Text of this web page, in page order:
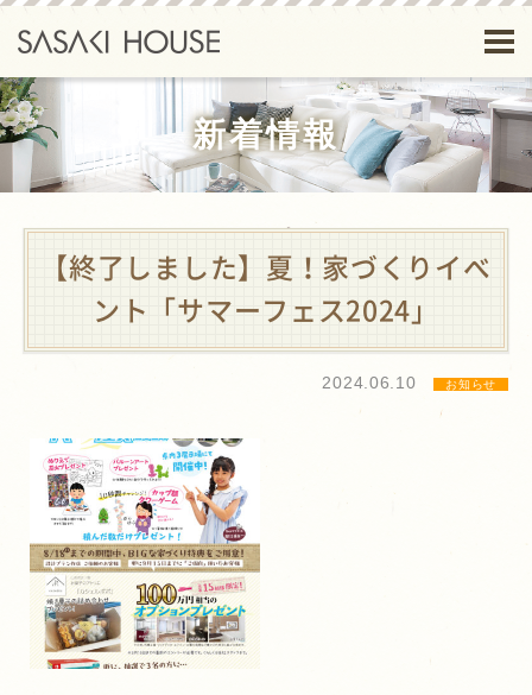
新着情報
【終了しました】夏！家づくりイベ
ント「サマーフェス2024」
2024.06.10 お知らせ